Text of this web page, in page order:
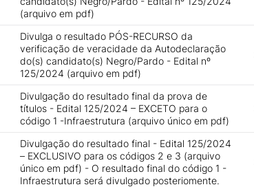
(arquivo em pdf)
Divulga o resultado PÓS-RECURSO da
verificação de veracidade da Autodeclaração
do(s) candidato(s) Negro/Pardo - Edital nº
125/2024 (arquivo em pdf)
Divulgação do resultado final da prova de
títulos - Edital 125/2024 – EXCETO para o
código 1 -Infraestrutura (arquivo único em pdf)
Divulgação do resultado final - Edital 125/2024
– EXCLUSIVO para os códigos 2 e 3 (arquivo
único em pdf) - O resultado final do código 1 -
Infraestrutura será divulgado posteriomente.